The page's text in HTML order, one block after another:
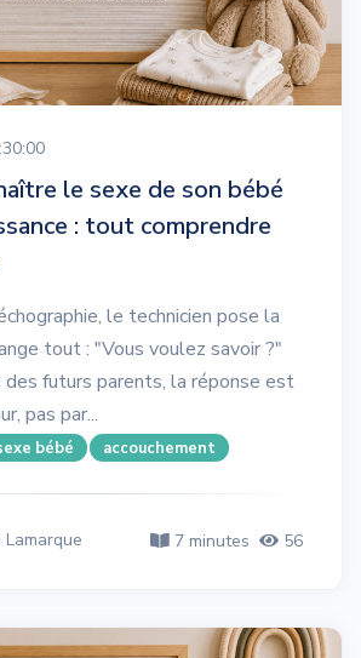
le sexe de son bébé
: tout comprendre
le technicien pose la
tout : "Vous voulez savoir ?"
des futurs parents, la réponse est
pas par...
bébé accouchement
7 minutes 56